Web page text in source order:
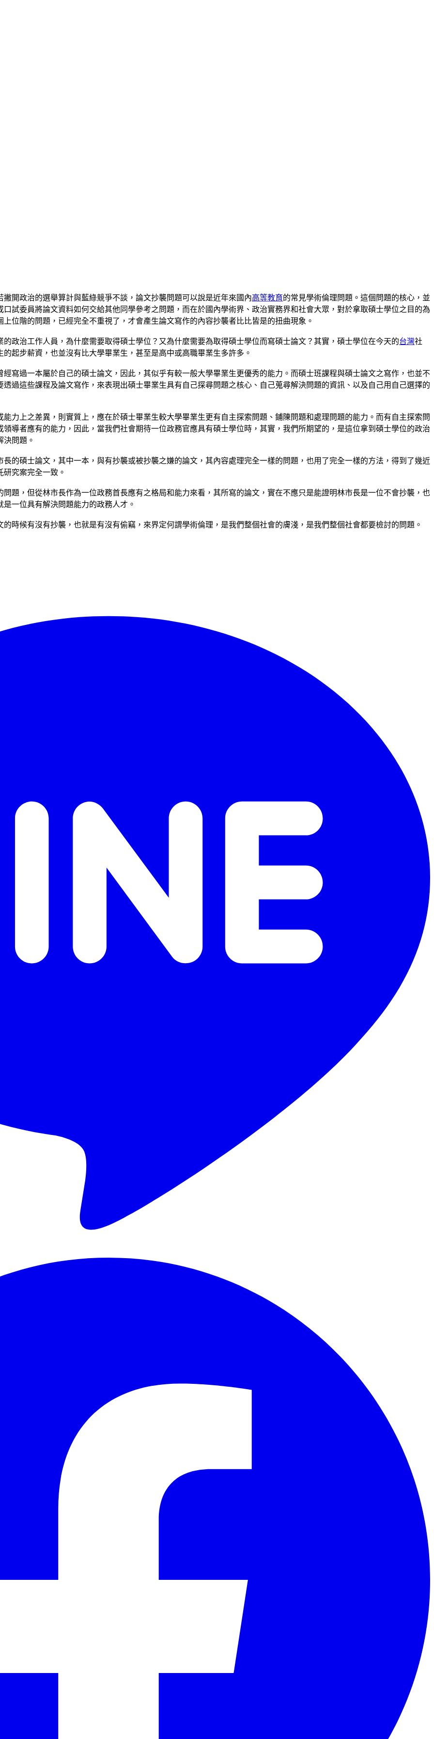
開政治的選舉算計與藍綠競爭不談，論文抄襲問題可以說是近年來國內高等教育的常見學術倫理問題。這個問題的核心，並
試委員將論文資料如何交給其他同學參考之問題，而在於國內學術界、政治實務界和社會大眾，對於拿取碩士學位之目的為
位階的問題，已經完全不重視了，才會產生論文寫作的內容抄襲者比比皆是的扭曲現象。
政治工作人員，為什麼需要取得碩士學位？又為什麼需要為取得碩士學位而寫碩士論文？其實，碩士學位在今天的台灣社
起步薪資，也並沒有比大學畢業生，甚至是高中或高職畢業生多許多。
寫過一本屬於自己的碩士論文，因此，其似乎有較一般大學畢業生更優秀的能力。而碩士班課程與碩士論文之寫作，也並不
過這些課程及論文寫作，來表現出碩士畢業生具有自己探尋問題之核心、自己蒐尋解決問題的資訊、以及自己用自己選擇的
力上之差異，則實質上，應在於碩士畢業生較大學畢業生更有自主探索問題、鋪陳問題和處理問題的能力。而有自主探索問
導者應有的能力，因此，當我們社會期待一位政務官應具有碩士學位時，其實，我們所期望的，是這位拿到碩士學位的政治
問題。
的碩士論文，其中一本，與有抄襲或被抄襲之嫌的論文，其內容處理完全一樣的問題，也用了完全一樣的方法，得到了幾近
究案完全一致。
題，但從林市長作為一位政務首長應有之格局和能力來看，其所寫的論文，實在不應只是能證明林市長是一位不會抄襲，也
一位具有解決問題能力的政務人才。
時候有沒有抄襲，也就是有沒有偷竊，來界定何謂學術倫理，是我們整個社會的膚淺，是我們整個社會都要檢討的問題。